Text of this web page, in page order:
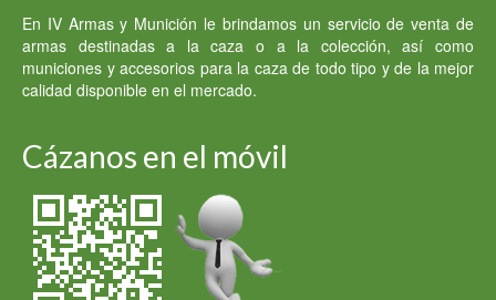
En IV Armas y Munición le brindamos un servicio de venta de
armas destinadas a la caza o a la colección, así como
municiones y accesorios para la caza de todo tipo y de la mejor
calidad disponible en el mercado.
Cázanos en el móvil